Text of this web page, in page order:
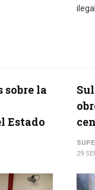
sobre la
Estado
29